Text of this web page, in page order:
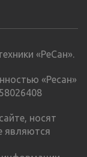
«РеСан».
«Ресан»
носят
являются